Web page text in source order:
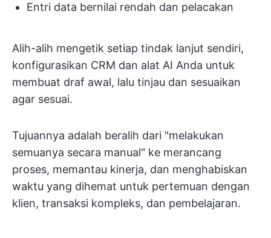
Entri data bernilai rendah dan pelacakan
Alih-alih mengetik setiap tindak lanjut sendiri,
konfigurasikan CRM dan alat AI Anda untuk
membuat draf awal, lalu tinjau dan sesuaikan
agar sesuai.
Tujuannya adalah beralih dari "melakukan
semuanya secara manual" ke merancang
proses, memantau kinerja, dan menghabiskan
waktu yang dihemat untuk pertemuan dengan
klien, transaksi kompleks, dan pembelajaran.